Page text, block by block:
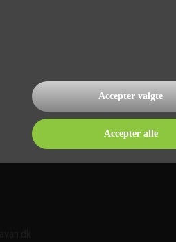
Accepter valgte
Accepter alle